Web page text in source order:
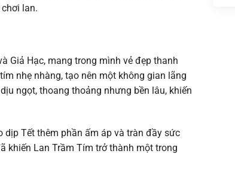
lan.
Giả Hạc, mang trong mình vẻ đẹp thanh
nhẹ nhàng, tạo nên một không gian lãng
ngọt, thoang thoảng nhưng bền lâu, khiến
dịp Tết thêm phần ấm áp và tràn đầy sức
khiến Lan Trầm Tím trở thành một trong